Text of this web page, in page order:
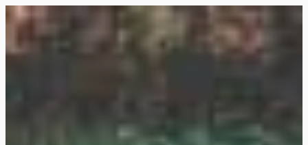
Siirry
suoraan
sisältöön
Rollemaa